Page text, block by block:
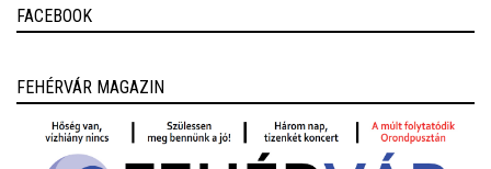
FACEBOOK
FEHÉRVÁR MAGAZIN